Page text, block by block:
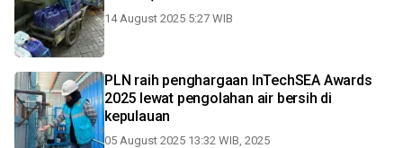
14 August 2025 5:27 WIB
PLN raih penghargaan InTechSEA Awards
2025 lewat pengolahan air bersih di
kepulauan
05 August 2025 13:32 WIB, 2025